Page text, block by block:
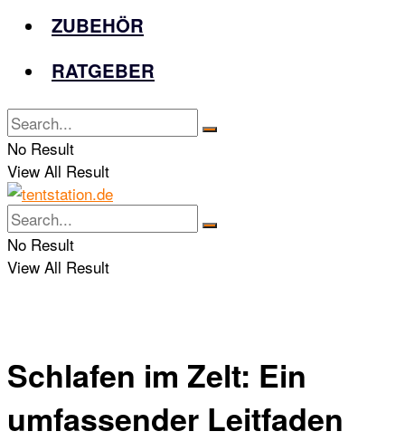
ZUBEHÖR
RATGEBER
No Result
View All Result
No Result
View All Result
Schlafen im Zelt: Ein
umfassender Leitfaden